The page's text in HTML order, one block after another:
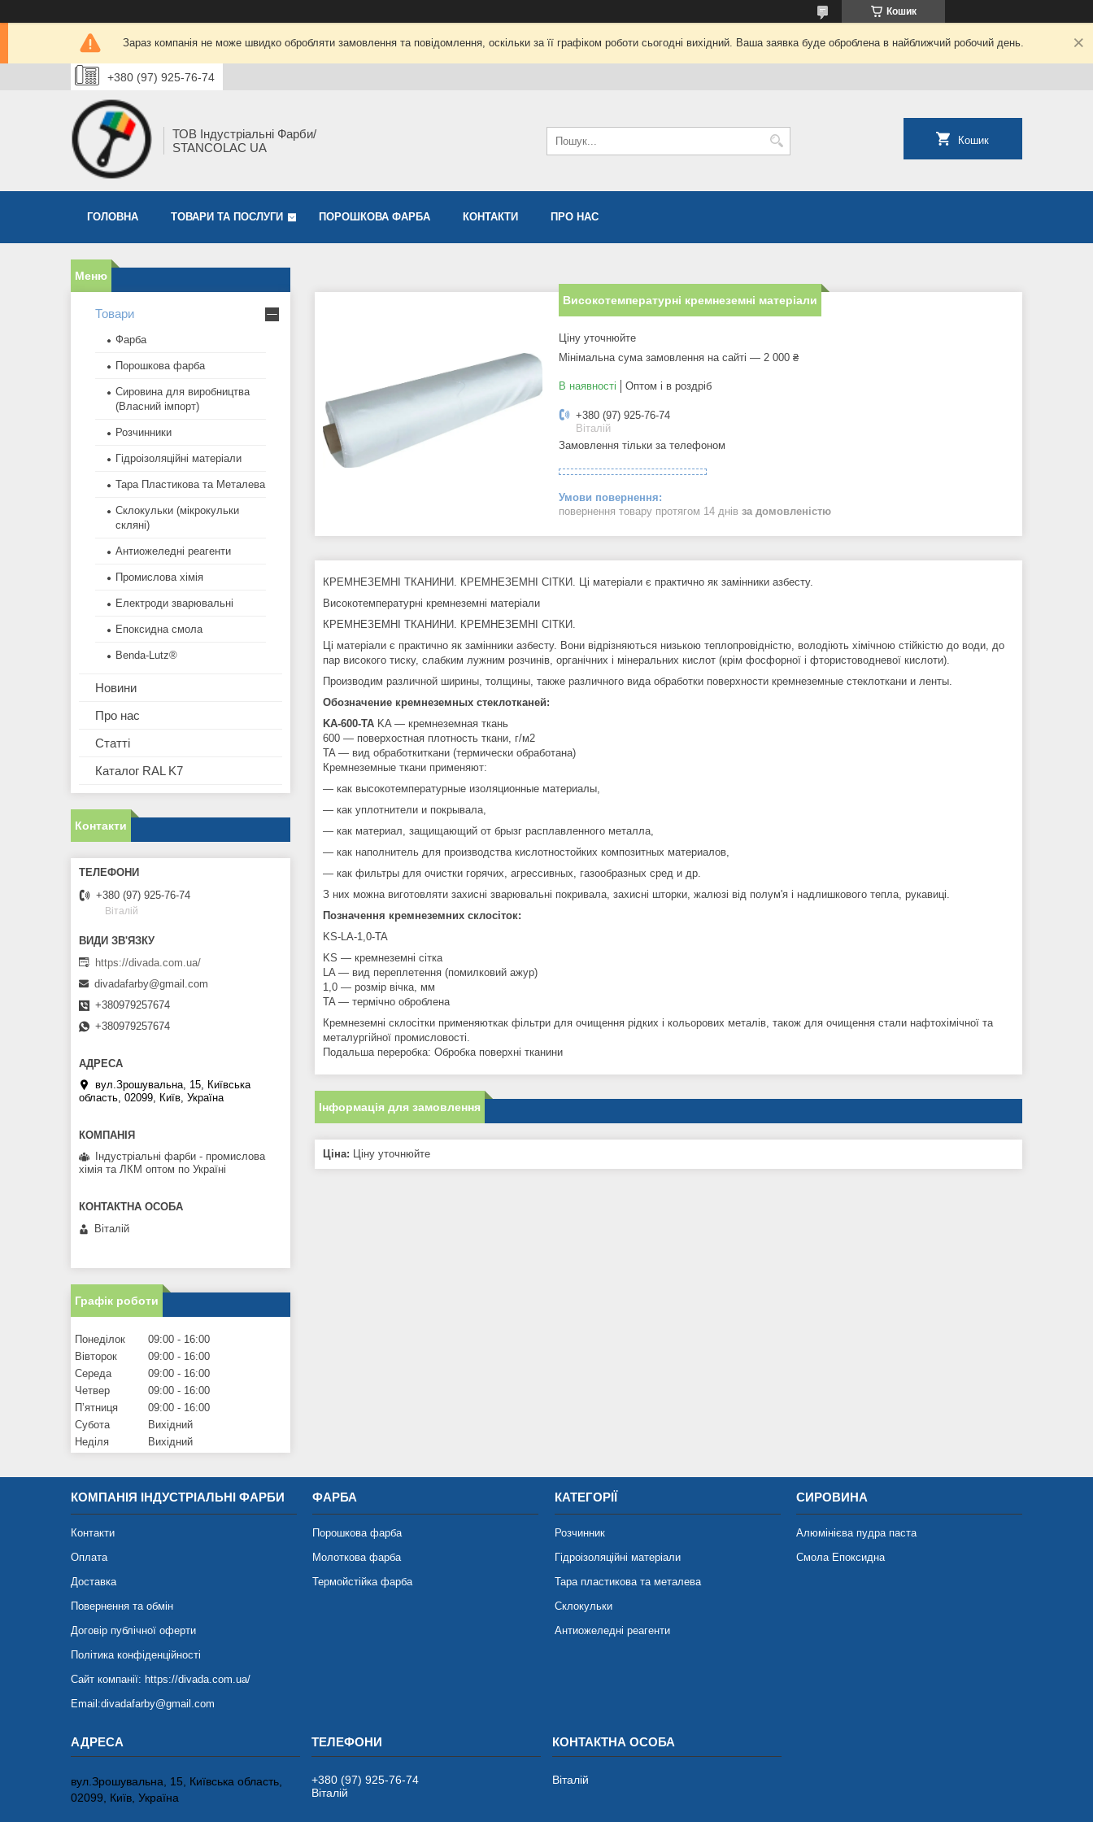
Кошик
Зараз компанія не може швидко обробляти замовлення та повідомлення, оскільки за її графіком роботи сьогодні вихідний. Ваша заявка буде оброблена в найближчий робочий день.
+380 (97) 925-76-74
ТОВ Індустріальні Фарби/
STANCOLAC UA
Кошик
ГОЛОВНА ТОВАРИ ТА ПОСЛУГИ ПОРОШКОВА ФАРБА КОНТАКТИ ПРО НАС
Високотемпературні кремнеземні матеріали
Ціну уточнюйте
Мінімальна сума замовлення на сайті — 2 000 ₴
В наявності Оптом і в роздріб
+380 (97) 925-76-74
Віталій
Замовлення тільки за телефоном
повернення товару протягом 14 днів за домовленістю
КРЕМНЕЗЕМНІ ТКАНИНИ. КРЕМНЕЗЕМНІ СІТКИ. Ці матеріали є практично як замінники азбесту.
Високотемпературні кремнеземні матеріали
КРЕМНЕЗЕМНІ ТКАНИНИ. КРЕМНЕЗЕМНІ СІТКИ.
Ці матеріали є практично як замінники азбесту. Вони відрізняються низькою теплопровідністю, володіють хімічною стійкістю до води, до
пар високого тиску, слабким лужним розчинів, органічних і мінеральних кислот (крім фосфорної і фтористоводневої кислоти).
Производим различной ширины, толщины, также различного вида обработки поверхности кремнеземные стеклоткани и ленты.
Обозначение кремнеземных стеклотканей:
KA-600-TA KA — кремнеземная ткань
600 — поверхостная плотность ткани, г/м2
TA — вид обработкиткани (термически обработана)
Кремнеземные ткани применяют:
— как высокотемпературные изоляционные материалы,
— как уплотнители и покрывала,
— как материал, защищающий от брызг расплавленного металла,
— как наполнитель для производства кислотностойких композитных материалов,
— как фильтры для очистки горячих, агрессивных, газообразных сред и др.
З них можна виготовляти захисні зварювальні покривала, захисні шторки, жалюзі від полум'я і надлишкового тепла, рукавиці.
Позначення кремнеземних склосіток:
KS-LA-1,0-TA
KS — кремнеземні сітка
LA — вид переплетення (помилковий ажур)
1,0 — розмір вічка, мм
TA — термічно оброблена
Кремнеземні склосітки применяюткак фільтри для очищення рідких і кольорових металів, також для очищення стали нафтохімічної та
металургійної промисловості.
Подальша переробка: Обробка поверхні тканини
Інформація для замовлення
Ціна: Ціну уточнюйте
Товари
Фарба
Порошкова фарба
Сировина для виробництва
(Власний імпорт)
Розчинники
Гідроізоляційні матеріали
Тара Пластикова та Металева
Склокульки (мікрокульки
скляні)
Антиожеледні реагенти
Промислова хімія
Електроди зварювальні
Епоксидна смола
Benda-Lutz®
Новини
Про нас
Статті
Каталог RAL K7
Контакти
+380 (97) 925-76-74
Віталій
https://divada.com.ua/
divadafarby@gmail.com
+380979257674
+380979257674
вул.Зрошувальна, 15, Київська
область, 02099, Київ, Україна
Індустріальні фарби - промислова
хімія та ЛКМ оптом по Україні
Віталій
Графік роботи
Понеділок 09:00
16:00
Вівторок
09:00
16:00
Середа
09:00
16:00
Четвер
09:00
16:00
Пʼятниця
09:00
16:00
Субота
Вихідний
Неділя
Вихідний
КОМПАНІЯ ІНДУСТРІАЛЬНІ ФАРБИ
Контакти
Оплата
Доставка
Повернення та обмін
Договір публічної оферти
Політика конфіденційності
Сайт компанії: https://divada.com.ua/
Email:divadafarby@gmail.com
ФАРБА
Порошкова фарба
Молоткова фарба
Термойстійка фарба
КАТЕГОРІЇ
Розчинник
Гідроізоляційні матеріали
Тара пластикова та металева
Склокульки
Антиожеледні реагенти
СИРОВИНА
Алюмінієва пудра паста
Смола Епоксидна
вул.Зрошувальна, 15, Київська область,
02099, Київ, Україна
+380 (97) 925-76-74
Віталій
Віталій